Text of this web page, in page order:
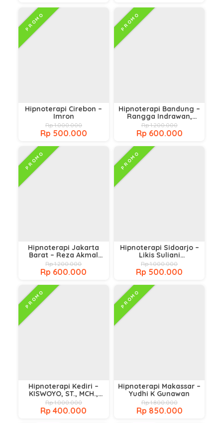
PROMO
Hipnoterapi Cirebon –
Imron
Rp 1.000.000
Rp 500.000
PROMO
Hipnoterapi Bandung –
Rangga Indrawan,
CHEFT CHt. CI.
Rp 1.200.000
Rp 600.000
PROMO
Hipnoterapi Jakarta
Barat – Reza Akmal
Guritno, S.H.,
C.Ht., C.PHt., C.IM.
Rp 1.200.000
Rp 600.000
PROMO
Hipnoterapi Sidoarjo –
Likis Suliani
S.Psi.,CH.t.,CI
Rp 1.000.000
Rp 500.000
PROMO
Hipnoterapi Kediri –
KISWOYO, ST., MCH.,
CHt., CH., CRM., CI
Rp 1.000.000
Rp 400.000
PROMO
Hipnoterapi Makassar –
Yudhi K Gunawan
Rp 1.800.000
Rp 850.000